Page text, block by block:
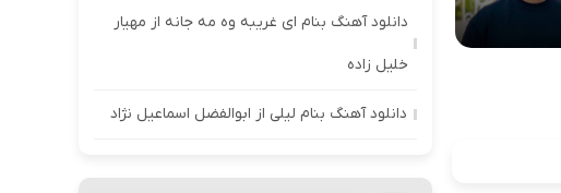
دانلود آهنگ بنام ای غریبه وه مه جانه از مهیار
خلیل زاده
دانلود آهنگ بنام لیلی از ابوالفضل اسماعیل نژاد